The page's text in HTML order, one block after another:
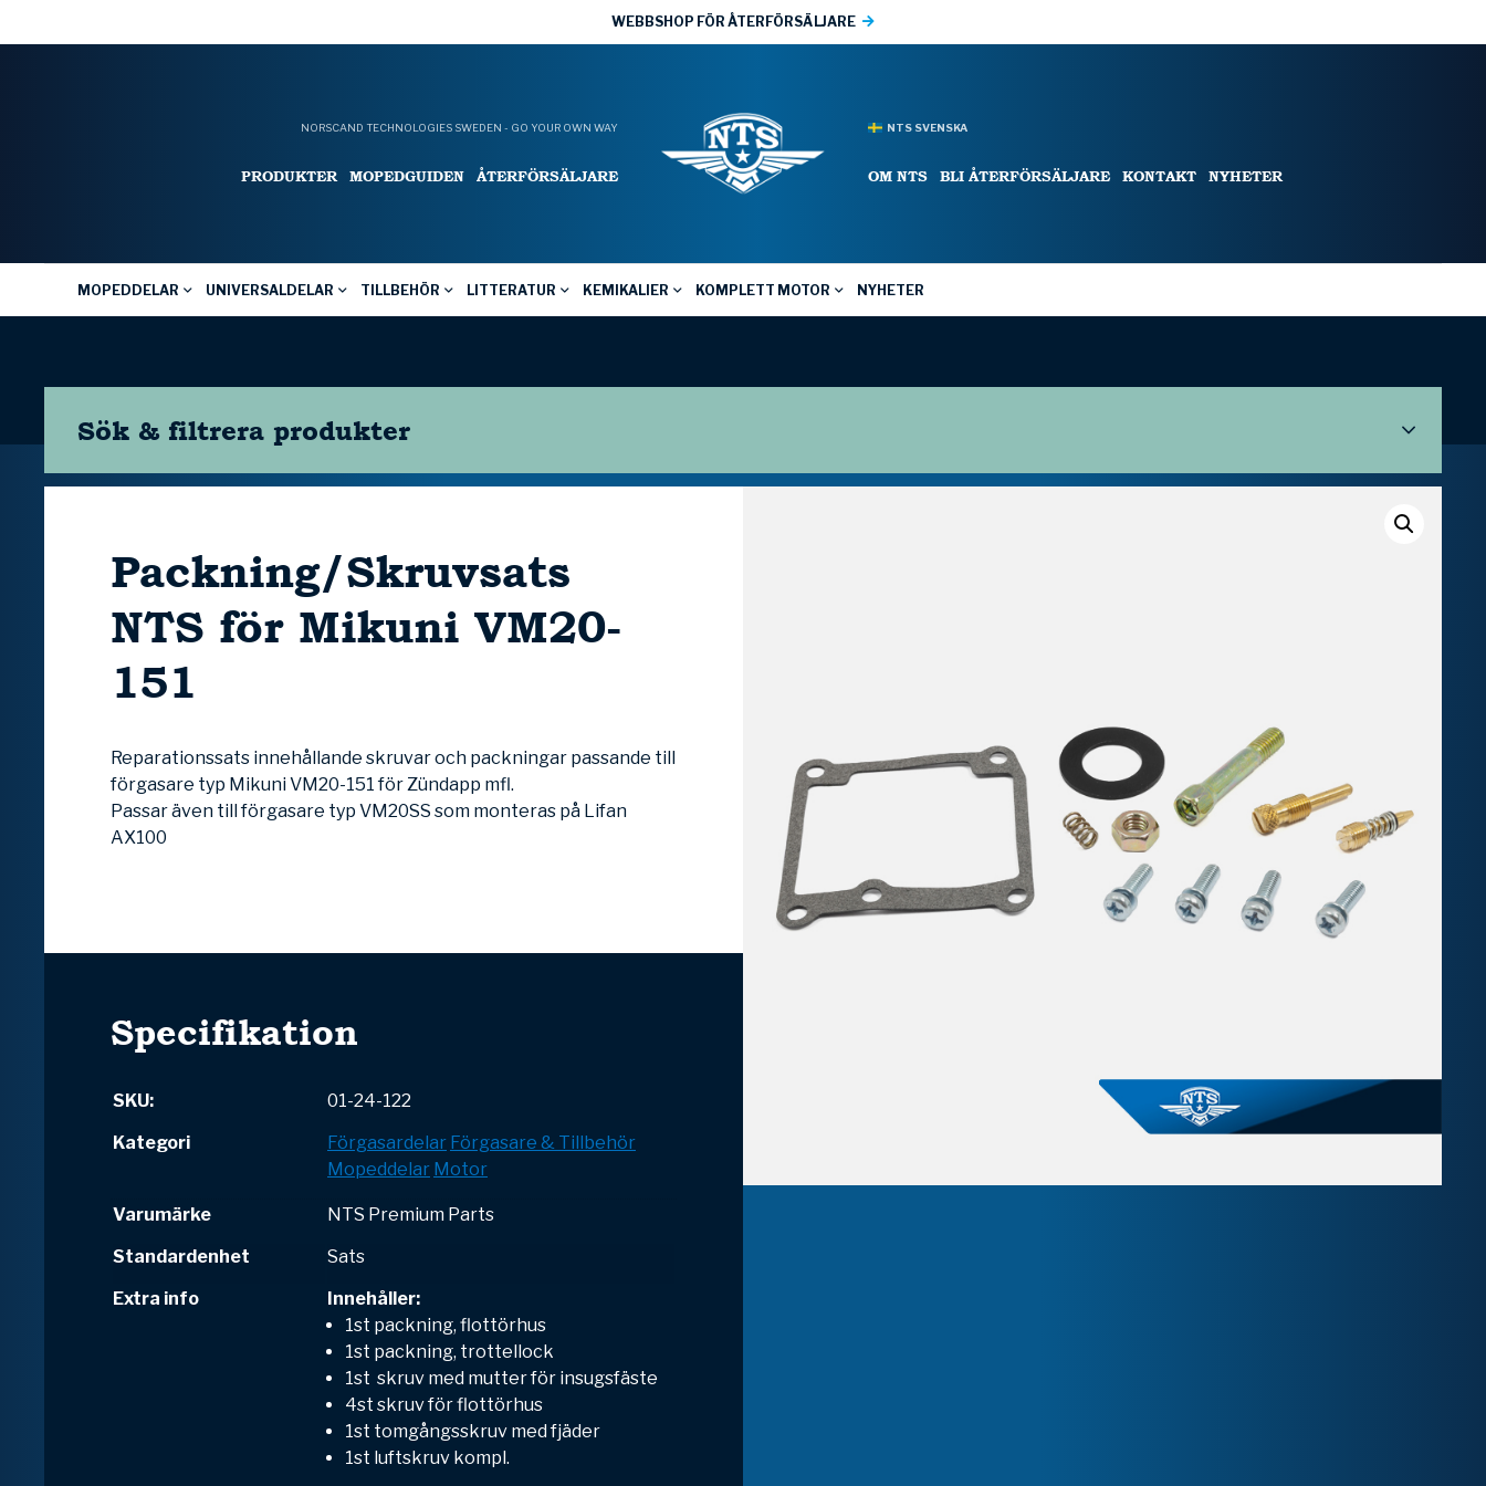
WEBBSHOP FÖR ÅTERFÖRSÄLJARE
NORSCAND TECHNOLOGIES SWEDEN - GO YOUR OWN WAY
PRODUKTER MOPEDGUIDEN ÅTERFÖRSÄLJARE
NTS SVENSKA
OM NTS BLI ÅTERFÖRSÄLJARE KONTAKT NYHETER
MOPEDDELAR UNIVERSALDELAR TILLBEHÖR LITTERATUR KEMIKALIER KOMPLETT MOTOR NYHETER
Sök & filtrera produkter
Packning/Skruvsats
NTS för Mikuni VM20-
151
Reparationssats innehållande skruvar och packningar passande till
förgasare typ Mikuni VM20-151 för Zündapp mfl.
Passar även till förgasare typ VM20SS som monteras på Lifan
AX100
Specifikation
SKU:
01-24-122
Kategori
Förgasardelar Förgasare & Tillbehör
Mopeddelar Motor
Varumärke
NTS Premium Parts
Standardenhet
Sats
Extra info
Innehåller:
1st packning, flottörhus
1st packning, trottellock
1st skruv med mutter för insugsfäste
4st skruv för flottörhus
1st tomgångsskruv med fjäder
1st luftskruv kompl.